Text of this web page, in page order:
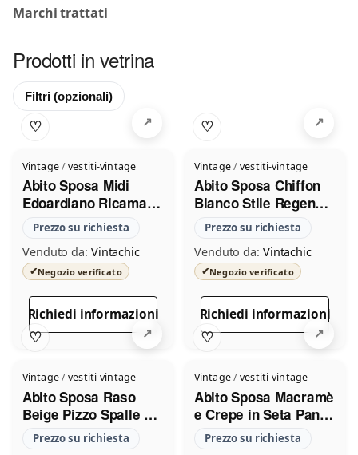
Marchi trattati
Prodotti in vetrina
Filtri (opzionali)
♡
Vintage/vestiti-vintage
Abito Sposa Midi
Edoardiano Ricamato
1910
Prezzo su richiesta
Venduto da: Vintachic
✔Negozio verificato
Richiedi informazioni
♡
Vintage/vestiti-vintage
Abito Sposa Chiffon
Bianco Stile Regency
1970
Prezzo su richiesta
Venduto da: Vintachic
✔Negozio verificato
Richiedi informazioni
♡
Vintage/vestiti-vintage
Abito Sposa Raso
Beige Pizzo Spalle e
Maniche 1970
Prezzo su richiesta
♡
Vintage/vestiti-vintage
Abito Sposa Macramè
e Crepe in Seta Panna
Fiocco Davanti 1960
Prezzo su richiesta